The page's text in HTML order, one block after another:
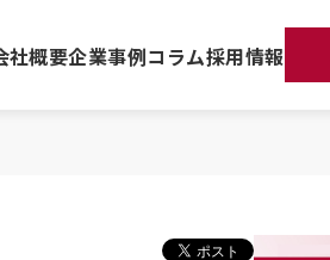
社概要企業事例コラム採用情報